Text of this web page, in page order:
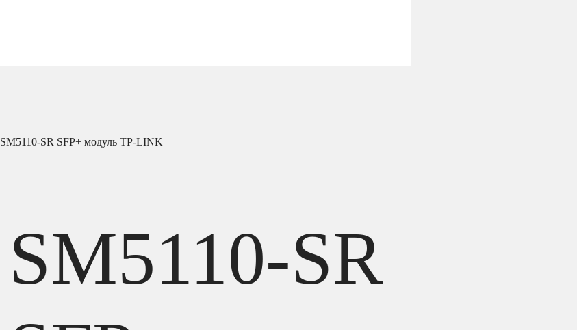
SM5110-SR SFP+ модуль TP-LINK
SM5110-SR